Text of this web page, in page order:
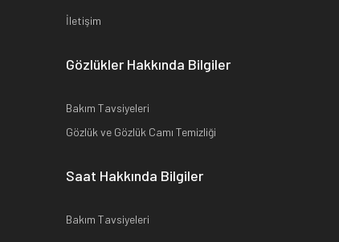
İletişim
Gözlükler Hakkında Bilgiler
Bakım Tavsiyeleri
Gözlük ve Gözlük Camı Temizliği
Saat Hakkında Bilgiler
Bakım Tavsiyeleri